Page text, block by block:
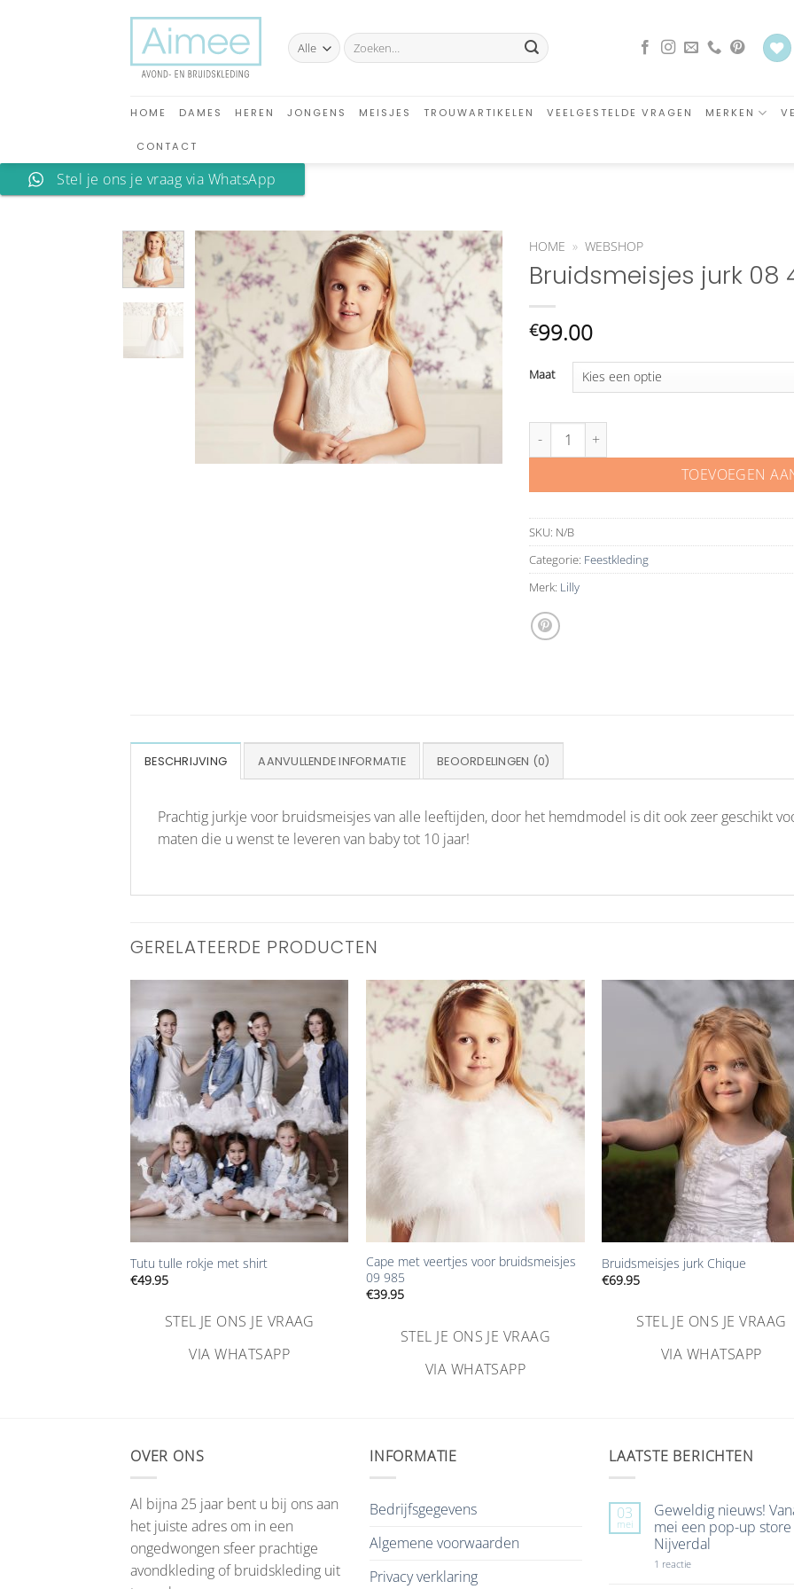
Zoeken
naar:
HOME DAMES HEREN JONGENS MEISJES TROUWARTIKELEN VEELGESTELDE VRAGEN MERKEN
CONTACT
Stel je ons je vraag via WhatsApp
Aan
verlanglijst
toevoegen
HOME » WEBSHOP
Bruidsmeisjes jurk 08
€99.00
Maat
Bruidsmeisjes jurk 08 411 aantal
TOEVOEGEN
SKU: N/B
Categorie: Feestkleding
Merk: Lilly
BESCHRIJVING AANVULLENDE INFORMATIE BEOORDELINGEN (0)
Prachtig jurkje voor bruidsmeisjes van alle leeftijden, door het hemdmodel is dit ook zeer geschikt
maten die u wenst te leveren van baby tot 10 jaar!
GERELATEERDE PRODUCTEN
Aan
verlanglijst
toevoegen
Tutu tulle rokje met shirt
€49.95
STEL JE ONS JE VRAAG
VIA WHATSAPP
Aan
verlanglijst
toevoegen
+
Cape met veertjes voor bruidsmeisjes
09 985
€39.95
STEL JE ONS JE VRAAG
VIA WHATSAPP
Aan
Bruidsmeisjes jurk Chique
€69.95
STEL JE ONS JE VRAAG
VIA WHATSAPP
OVER ONS
Al bijna 25 jaar bent u bij ons aan
het juiste adres om in een
ongedwongen sfeer prachtige
avondkleding of bruidskleding uit
INFORMATIE
Bedrijfsgegevens
Algemene voorwaarden
Privacy verklaring
LAATSTE BERICHTEN
03
mei
Geweldig nieuws!
mei een pop-up store
Nijverdal
1 reactieop